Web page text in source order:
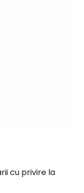
cu privire la